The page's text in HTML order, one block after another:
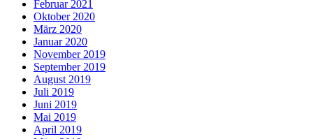
Februar 2021
Oktober 2020
März 2020
Januar 2020
November 2019
September 2019
August 2019
Juli 2019
Juni 2019
Mai 2019
April 2019